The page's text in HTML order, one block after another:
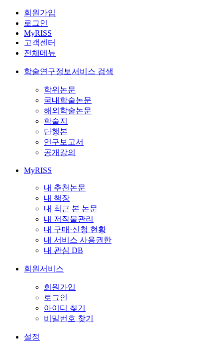
회원가입
로그인
MyRISS
고객센터
전체메뉴
학술연구정보서비스 검색
학위논문
국내학술논문
해외학술논문
학술지
단행본
연구보고서
공개강의
MyRISS
내 추천논문
내 책장
내 최근 본 논문
내 저작물관리
내 구매·신청 현황
내 서비스 사용권한
내 관심 DB
회원서비스
회원가입
로그인
아이디 찾기
비밀번호 찾기
설정